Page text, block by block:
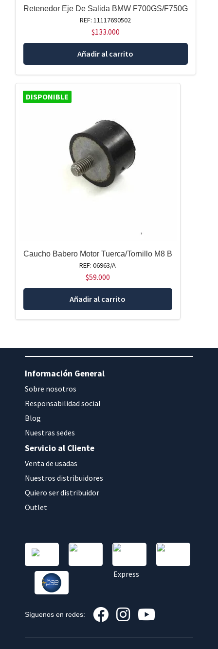
Retenedor Eje De Salida BMW F700GS/F750G
REF: 11117690502
$133.000
Añadir al carrito
DISPONIBLE
Caucho Babero Motor Tuerca/Tornillo M8 B
REF: 06963/A
$59.000
Añadir al carrito
Información General
Sobre nosotros
Responsabilidad social
Blog
Nuestras sedes
Servicio al Cliente
Venta de usadas
Nuestros distribuidores
Quiero ser distribuidor
Outlet
Síguenos en redes: